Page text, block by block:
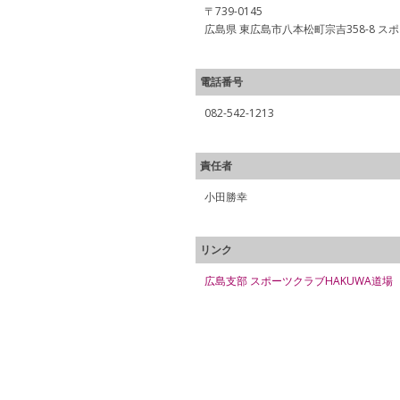
〒739-0145
広島県 東広島市八本松町宗吉358-8 ス
電話番号
082-542-1213
責任者
小田勝幸
リンク
広島支部 スポーツクラブHAKUWA道場